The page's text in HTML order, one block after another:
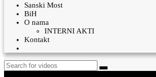
Sanski Most
BiH
O nama
INTERNI AKTI
Kontakt